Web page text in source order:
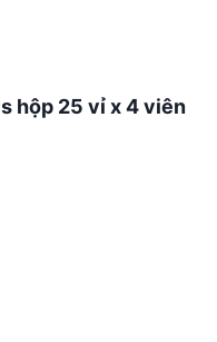
hộp 25 vỉ x 4 viên